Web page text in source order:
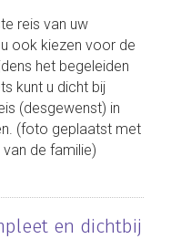
reis van uw
ook kiezen voor de
het begeleiden
kunt u dicht bij
(desgewenst) in
(foto geplaatst met
de familie)
en dichtbij